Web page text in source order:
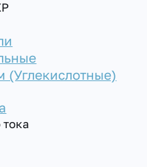
(Углекислотные)